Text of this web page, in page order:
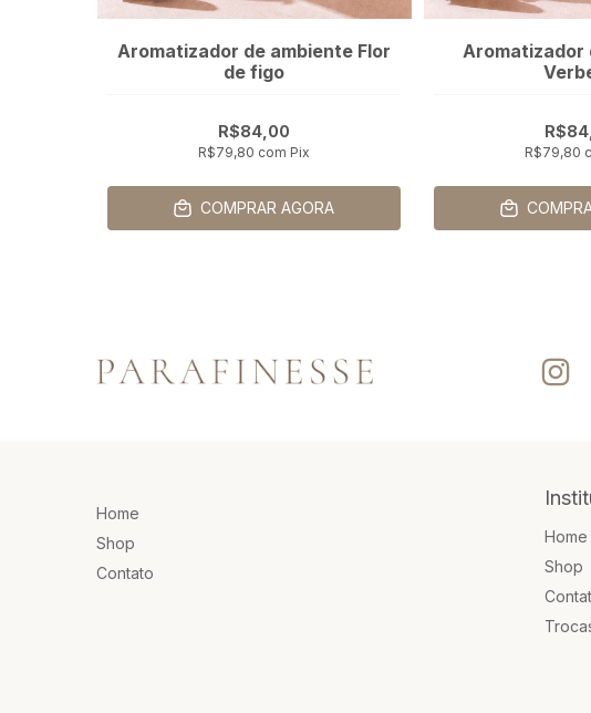
Aromatizador de ambiente Flor
de figo
R$84,00
R$79,80 com Pix
COMPRAR AGORA
Aromatizador
R$79,80
Home
Shop
Contato
Home
Shop